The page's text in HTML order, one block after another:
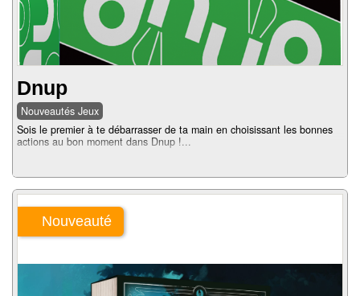
Dnup
Nouveautés Jeux
Sois le premier à te débarrasser de ta main en choisissant les bonnes
actions au bon moment dans Dnup !...
Nouveauté